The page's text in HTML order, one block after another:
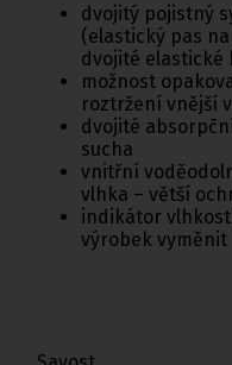
dvojitý pojistný
(elastický pas
dvojité elastické
možnost
roztržení vnější
dvojité
sucha
vnitřní
vlhka – větší
indikátor
výrobek vyměnit